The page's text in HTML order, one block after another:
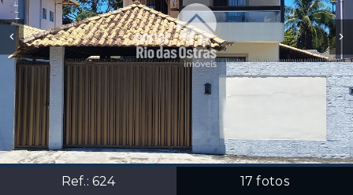
Ref.: 624 17 fotos